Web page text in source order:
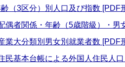
（3区分）別人口及び指数 [PDF
偶者関係・年齢（5歳階級）・男
業大分類別男女別就業者数 [PDF
民基本台帳による外国人住民人